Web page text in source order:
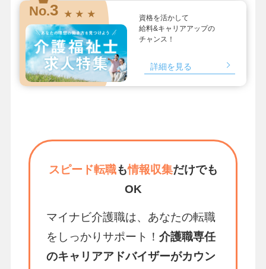
No.3 ★ ★ ★
資格を活かして
給料&キャリアアップの
チャンス！
詳細を見る
スピード転職も情報収集だけでも
OK
マイナビ介護職は、あなたの転職
をしっかりサポート！ 介護職専任
のキャリアアドバイザーがカウン